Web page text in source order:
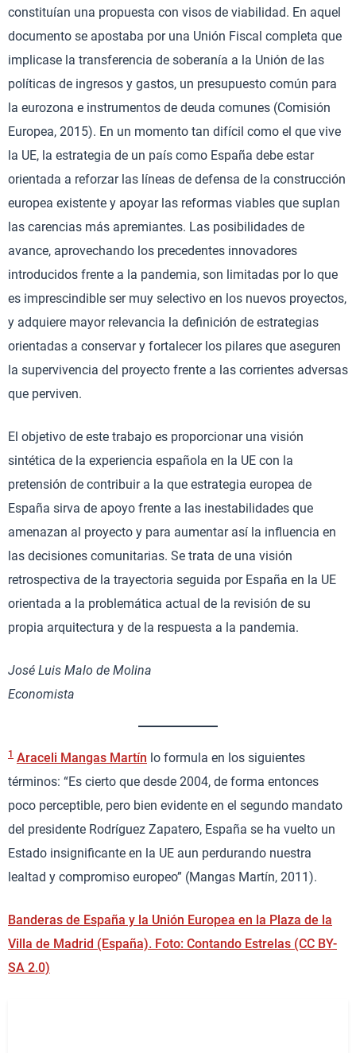
constituían una propuesta con visos de viabilidad. En aquel
documento se apostaba por una Unión Fiscal completa que
implicase la transferencia de soberanía a la Unión de las
políticas de ingresos y gastos, un presupuesto común para
la eurozona e instrumentos de deuda comunes (Comisión
Europea, 2015). En un momento tan difícil como el que vive
la UE, la estrategia de un país como España debe estar
orientada a reforzar las líneas de defensa de la construcción
europea existente y apoyar las reformas viables que suplan
las carencias más apremiantes. Las posibilidades de
avance, aprovechando los precedentes innovadores
introducidos frente a la pandemia, son limitadas por lo que
es imprescindible ser muy selectivo en los nuevos proyectos,
y adquiere mayor relevancia la definición de estrategias
orientadas a conservar y fortalecer los pilares que aseguren
la supervivencia del proyecto frente a las corrientes adversas
que perviven.
El objetivo de este trabajo es proporcionar una visión
sintética de la experiencia española en la UE con la
pretensión de contribuir a la que estrategia europea de
España sirva de apoyo frente a las inestabilidades que
amenazan al proyecto y para aumentar así la influencia en
las decisiones comunitarias. Se trata de una visión
retrospectiva de la trayectoria seguida por España en la UE
orientada a la problemática actual de la revisión de su
propia arquitectura y de la respuesta a la pandemia.
José Luis Malo de Molina
Economista
1 Araceli Mangas Martín lo formula en los siguientes
términos: “Es cierto que desde 2004, de forma entonces
poco perceptible, pero bien evidente en el segundo mandato
del presidente Rodríguez Zapatero, España se ha vuelto un
Estado insignificante en la UE aun perdurando nuestra
lealtad y compromiso europeo” (Mangas Martín, 2011).
Banderas de España y la Unión Europea en la Plaza de la
Villa de Madrid (España). Foto: Contando Estrelas (CC BY-
SA 2.0)